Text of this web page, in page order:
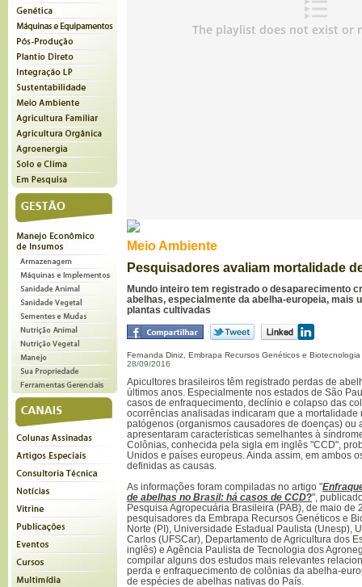
Meio Ambiente
Pesquisadores avaliam mortalidade
Mundo inteiro tem registrado o desaparecimento
abelhas, especialmente da abelha-europeia, mais
plantas cultivadas
Fernanda Diniz, Embrapa Recursos Genéticos e Biotecnologia
28/09/2016
Apicultores brasileiros têm registrado perdas de
últimos anos. Especialmente nos estados de São
casos de enfraquecimento, declínio e colapso das
ocorrências analisadas indicaram que a mortalidade
patógenos (organismos causadores de doenças) ou
apresentaram características semelhantes à
Colônias, conhecida pela sigla em inglês "CCD",
Unidos e países europeus. Ainda assim, em ambos
definidas as causas.
As informações foram compiladas no artigo "
de abelhas no Brasil: há casos de CCD?",
Pesquisa Agropecuária Brasileira (PAB), de maio de
pesquisadores da Embrapa Recursos Genéticos e
Norte (PI), Universidade Estadual Paulista (Unesp),
Carlos (UFSCar), Departamento de Agricultura dos
inglês) e Agência Paulista de Tecnologia dos
compilar alguns dos estudos mais relevantes
perda e enfraquecimento de colônias da abelha-
de espécies de abelhas nativas do País.